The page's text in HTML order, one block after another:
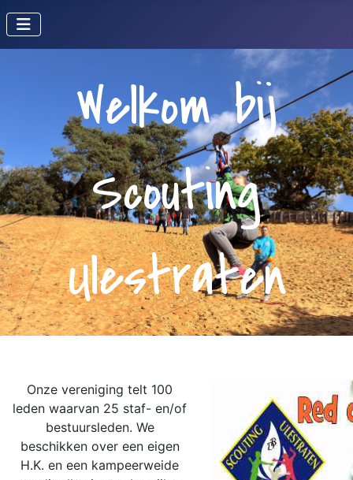
Welkom bij
Scouting
Ulestraten
Onze vereniging telt 100
leden waarvan 25 staf- en/of
bestuursleden. We
beschikken over een eigen
H.K. en een kampeerweide